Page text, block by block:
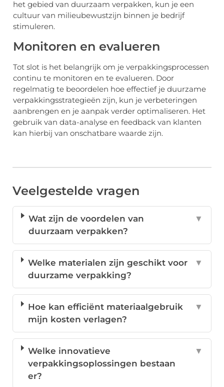
het gebied van duurzaam verpakken, kun je een
cultuur van milieubewustzijn binnen je bedrijf
stimuleren.
Monitoren en evalueren
Tot slot is het belangrijk om je verpakkingsprocessen
continu te monitoren en te evalueren. Door
regelmatig te beoordelen hoe effectief je duurzame
verpakkingsstrategieën zijn, kun je verbeteringen
aanbrengen en je aanpak verder optimaliseren. Het
gebruik van data-analyse en feedback van klanten
kan hierbij van onschatbare waarde zijn.
Veelgestelde vragen
Wat zijn de voordelen van
duurzaam verpakken?
▼
Welke materialen zijn geschikt voor
duurzame verpakking?
▼
Hoe kan efficiënt materiaalgebruik
mijn kosten verlagen?
▼
Welke innovatieve
verpakkingsoplossingen bestaan
er?
▼